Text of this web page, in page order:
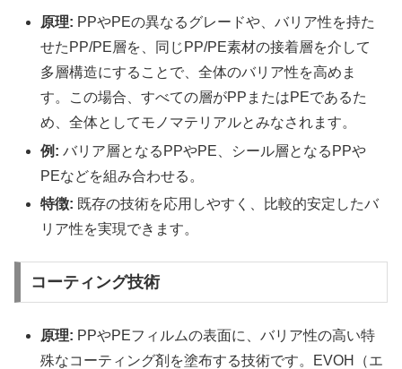
原理: PPやPEの異なるグレードや、バリア性を持た
せたPP/PE層を、同じPP/PE素材の接着層を介して
多層構造にすることで、全体のバリア性を高めま
す。この場合、すべての層がPPまたはPEであるた
め、全体としてモノマテリアルとみなされます。
例: バリア層となるPPやPE、シール層となるPPや
PEなどを組み合わせる。
特徴: 既存の技術を応用しやすく、比較的安定したバ
リア性を実現できます。
コーティング技術
原理: PPやPEフィルムの表面に、バリア性の高い特
殊なコーティング剤を塗布する技術です。EVOH（エ